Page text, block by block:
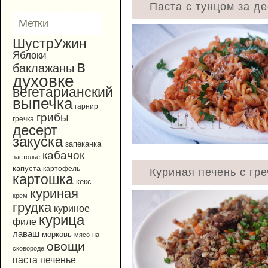
Метки
ШустрУжин
Яблоки
баклажаны в
духовке
вегетарианский
выпечка гарнир
гречка грибы
десерт
закуска запеканка
застолье кабачок
капуста картофель
картошка кекс
крем куриная
грудка куриное
филе курица
лаваш морковь мясо на
сковороде овощи
паста печенье
Паста с тунцом за
Куриная печень с